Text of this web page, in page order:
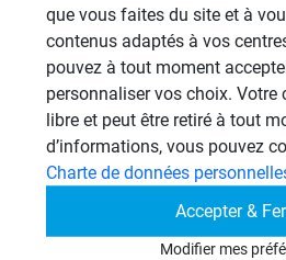
Veuillez vous connecter pour
Sujets
Aménagement Agencement
Revêtement Finition
que vous faites du site et à
contenus adaptés à vos
pouvez à tout moment
personnaliser vos choix. Votre
libre et peut être retiré à tout
d’informations, vous pouvez
Charte de données
Accepter &
Modifier mes